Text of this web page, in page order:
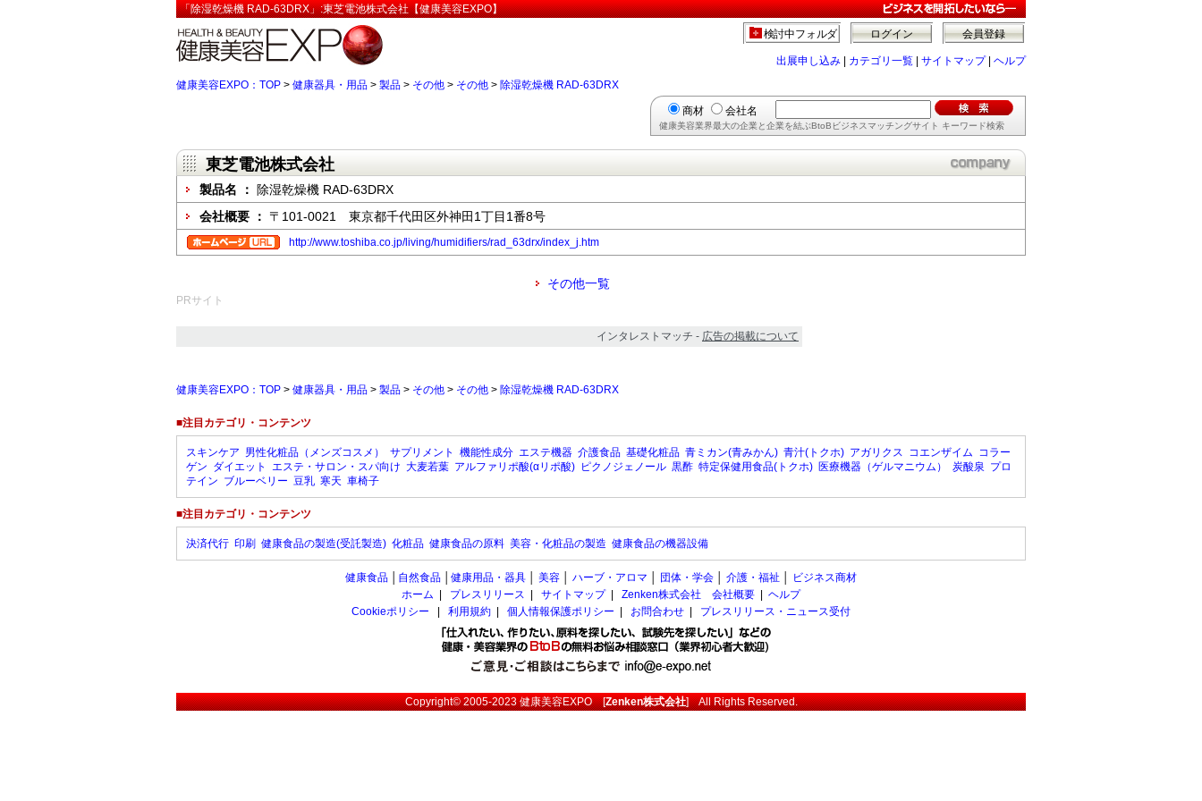
「除湿乾燥機 RAD-63DRX」:東芝電池株式会社【健康美容EXPO】
会員登録
ログイン
検討中フォルダ
出展申し込み カテゴリ一覧 サイトマップ| ヘルプ
健康美容EXPO：TOP > 健康器具・用品 > 製品 > その他 > その他 > 除湿乾燥機 RAD-63DRX
商材 会社名
健康美容業界最大の企業と企業を結ぶBtoBビジネスマッチングサイト キーワード検索
東芝電池株式会社
製品名 ： 除湿乾燥機 RAD-63DRX
会社概要 ： 〒101-0021 東京都千代田区外神田1丁目1番8号
http://www.toshiba.co.jp/living/humidifiers/rad_63drx/index_j.htm
その他一覧
PRサイト
インタレストマッチ - 広告の掲載について
健康美容EXPO：TOP > 健康器具・用品 > 製品 > その他 > その他 > 除湿乾燥機 RAD-63DRX
■注目カテゴリ・コンテンツ
スキンケア 男性化粧品（メンズコスメ） サプリメント 機能性成分 エステ機器 介護食品 基礎化粧品 青ミカン(青みかん) 青汁(トクホ) アガリクス コエンザイム コラー
ゲン ダイエット エステ・サロン・スパ向け 大麦若葉 アルファリポ酸(αリポ酸) ピクノジェノール 黒酢 特定保健用食品(トクホ) 医療機器（ゲルマニウム） 炭酸泉 プロ
テイン ブルーベリー 豆乳 寒天 車椅子
■注目カテゴリ・コンテンツ
決済代行 印刷 健康食品の製造(受託製造) 化粧品 健康食品の原料 美容・化粧品の製造 健康食品の機器設備
健康食品 自然食品 健康用品・器具 美容 ハーブ・アロマ 団体・学会 介護・福祉
ビジネス商材
ホーム
プレスリリース サイトマップ| Zenken株式会社 会社概要
ヘルプ
Cookieポリシー
利用規約 個人情報保護ポリシー お問合わせ プレスリリース・ニュース受付
Copyright© 2005-2023健康美容EXPO[Zenken株式会社] All Rights Reserved.